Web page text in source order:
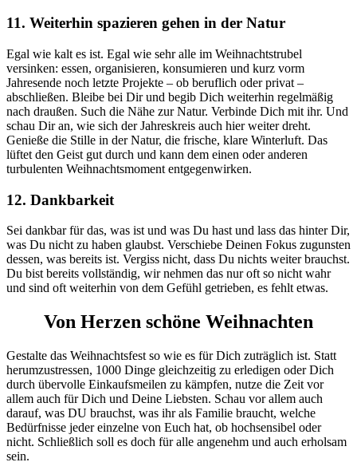
11. Weiterhin spazieren gehen in der Natur
Egal wie kalt es ist. Egal wie sehr alle im Weihnachtstrubel
versinken: essen, organisieren, konsumieren und kurz vorm
Jahresende noch letzte Projekte – ob beruflich oder privat –
abschließen. Bleibe bei Dir und begib Dich weiterhin regelmäßig
nach draußen. Such die Nähe zur Natur. Verbinde Dich mit ihr. Und
schau Dir an, wie sich der Jahreskreis auch hier weiter dreht.
Genieße die Stille in der Natur, die frische, klare Winterluft. Das
lüftet den Geist gut durch und kann dem einen oder anderen
turbulenten Weihnachtsmoment entgegenwirken.
12. Dankbarkeit
Sei dankbar für das, was ist und was Du hast und lass das hinter Dir,
was Du nicht zu haben glaubst. Verschiebe Deinen Fokus zugunsten
dessen, was bereits ist. Vergiss nicht, dass Du nichts weiter brauchst.
Du bist bereits vollständig, wir nehmen das nur oft so nicht wahr
und sind oft weiterhin von dem Gefühl getrieben, es fehlt etwas.
Von Herzen schöne Weihnachten
Gestalte das Weihnachtsfest so wie es für Dich zuträglich ist. Statt
herumzustressen, 1000 Dinge gleichzeitig zu erledigen oder Dich
durch übervolle Einkaufsmeilen zu kämpfen, nutze die Zeit vor
allem auch für Dich und Deine Liebsten. Schau vor allem auch
darauf, was DU brauchst, was ihr als Familie braucht, welche
Bedürfnisse jeder einzelne von Euch hat, ob hochsensibel oder
nicht. Schließlich soll es doch für alle angenehm und auch erholsam
sein.